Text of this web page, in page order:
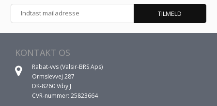
KONTAKT OS
Rabat-vvs (Valsir-BRS Aps)
Ormslevvej 287
DK-8260 Viby J
CVR-nummer: 25823664